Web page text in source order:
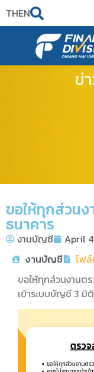
THEN
ข่
ขอให้ทุกส่วน
ธนาคาร
งานบัญชี April
งานบัญชี
ไฟ
ขอให้ทุกส่วนงานต
เข้าระบบบัญชี 3 มิ